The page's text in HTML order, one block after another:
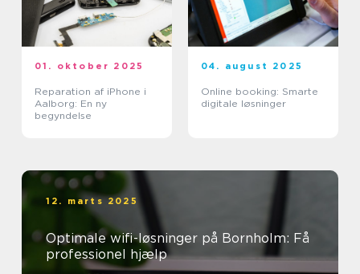
01. oktober 2025
Reparation af iPhone i
Aalborg: En ny
begyndelse
04. august 2025
Online booking: Smarte
digitale løsninger
12. marts 2025
Optimale wifi-løsninger på Bornholm: Få
professionel hjælp